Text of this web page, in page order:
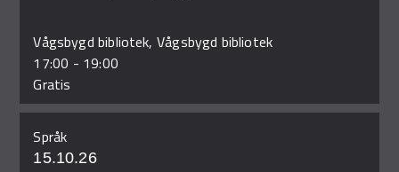
Vågsbygd bibliotek, Vågsbygd bibliotek
17:00 - 19:00
Gratis
Språk
15.10.26